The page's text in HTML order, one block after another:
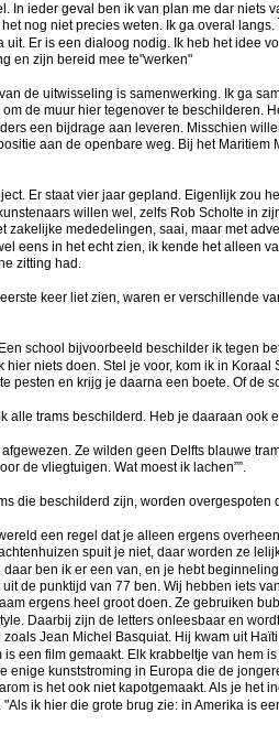
In ieder geval ben ik van plan me dar
nog niet precies weten. Ik ga overal
uit. Er is een dialoog nodig. Ik heb het idee
en zijn bereid mee te"werken"
de uitwisseling is samenwerking. Ik ga
de muur hier tegenover te beschilderen.
een bijdrage aan leveren. Misschien
aan de openbare weg. Bij het
Er staat vier jaar gepland. Eigenlijk zou
willen wel, zelfs Rob Scholte in
zakelijke mededelingen, saai, maar met
eens in het echt zien, ik kende het alleen
zitting had.
keer liet zien, waren er verschillende
school bijvoorbeeld beschilder ik tegen
hier niets doen. Stel je voor, kom ik in
pesten en krijg je daarna een boete. Of de
alle trams beschilderd. Heb je daaraan ook
Ze wilden geen Delfts blauwe
de vliegtuigen. Wat moest ik lachen””.
die beschilderd zijn, worden overgespoten
een regel dat je alleen ergens
spuit je niet, daar worden ze
daar ben ik er een van, en je hebt
de punktijd van 77 ben. Wij hebben iets
ergens heel groot doen. Ze gebruiken
Daarbij zijn de letters onleesbaar en
Jean Michel Basquiat. Hij kwam uit
is een film gemaakt. Elk krabbeltje van hem
enige kunststroming in Europa die de
is het ook niet kapotgemaakt. Als je het
ik hier die grote brug zie: in Amerika is